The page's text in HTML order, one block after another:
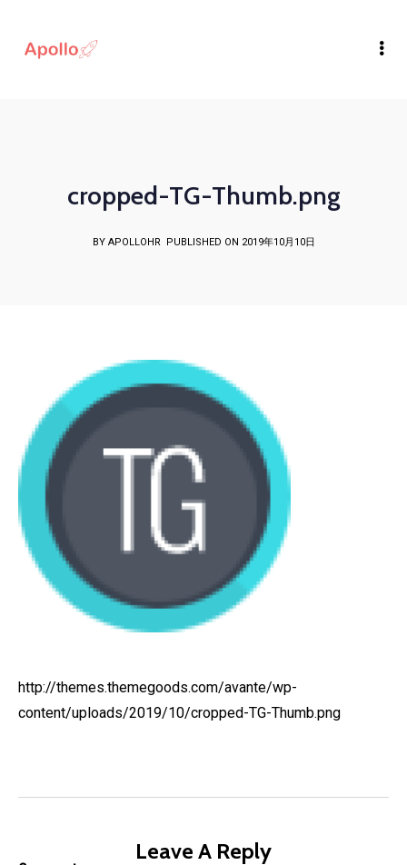
cropped-TG-Thumb.png
BY APOLLOHR PUBLISHED ON 2019年10月10日
http://themes.themegoods.com/avante/wp-
content/uploads/2019/10/cropped-TG-Thumb.png
Leave A Reply